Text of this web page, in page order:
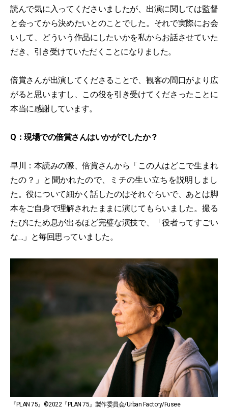
読んで気に入ってくださいましたが、出演に関しては監督
と会ってから決めたいとのことでした。それで実際にお会
いして、どういう作品にしたいかを私からお話させていた
だき、引き受けていただくことになりました。
倍賞さんが出演してくださることで、観客の間口がより広
がると思いますし、この役を引き受けてくださったことに
本当に感謝しています。
Q：現場での倍賞さんはいかがでしたか？
早川：本読みの際、倍賞さんから「この人はどこで生まれ
たの？」と聞かれたので、ミチの生い立ちを説明しまし
た。役について細かく話したのはそれぐらいで、あとは脚
本をご自身で理解されたままに演じてもらいました。撮る
たびにため息が出るほど完璧な演技で、「役者ってすごい
な…」と毎回思っていました。
『PLAN 75』©2022『PLAN 75』製作委員会/Urban Factory/Fusee